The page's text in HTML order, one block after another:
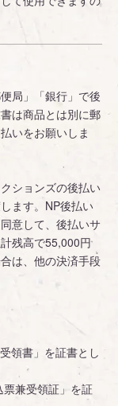
局」「銀行」で後
は商品とは別に郵
いをお願いしま
ションズの後払い
ます。NP後払い
意して、後払いサ
残高で55,000円
は、他の決済手段
領書」を証書とし
兼受領証」を証